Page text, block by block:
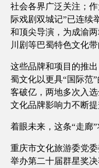
社会各界广泛关注；
际戏剧双城记”已连续
和顶尖导演，为成渝
川剧等巴蜀特色文化带
这些品牌和项目的推
蜀文化以更具“国际范
客破亿，两地多次入
文化品牌影响力不断提
着眼未来，这条“走廊
重庆市文化旅游委党
举办第二十届群星奖